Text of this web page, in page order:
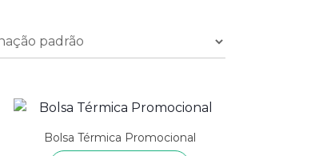
Bolsa Térmica Promocional